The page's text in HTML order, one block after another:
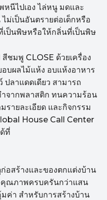
นีไปเอง ไล่หนู มดและ
ม่เป็นอันตรายต่อเด็กหรือ
เป็นพิษหรือให้กลิ่นที่เป็นพิษ
ชมพู CLOSE ด้วยเครื่อง
บผลไม้แห้ง อบแห้งอาหาร
ลาแดดเดียว สามารถ
จากพลาสติก ทนความร้อน
ายละเอียด และกิจกรรม
House Call Center
ที่
อสร้างและของตกแต่งบ้าน
คุณภาพครบครันกว่าแสน
ค่า สำหรับการสร้างบ้าน